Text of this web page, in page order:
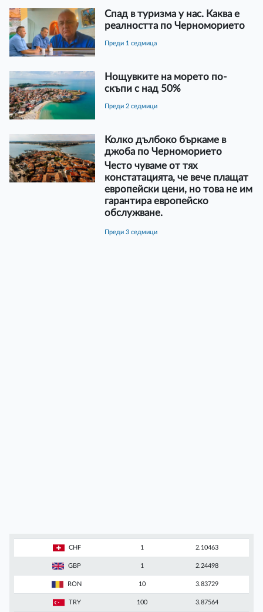
Спад в туризма у нас. Каква е
реалността по Черноморието
преди 1 седмица
Нощувките на морето по-
скъпи с над 50%
преди 2 седмици
Колко дълбоко бъркаме в
джоба по Черноморието
Често чуваме от тях
констатацията, че вече плащат
европейски цени, но това не им
гарантира европейско
обслужване.
преди 3 седмици
CHF 1 2.10463
GBP 1 2.24498
RON 10 3.83729
TRY 100 3.87564